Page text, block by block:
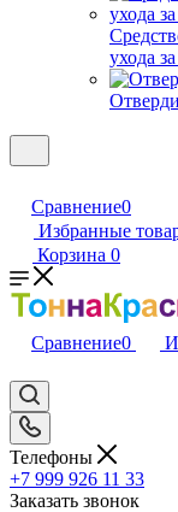
ухода
Сравнение0
Избранные
Корзина 0
Сравнение0
Телефоны
+7 999 926 11 33
Заказать звонок